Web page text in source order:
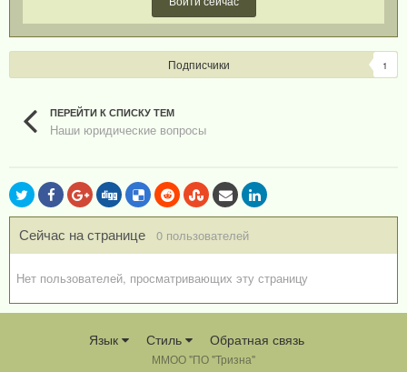
Подписчики 1
ПЕРЕЙТИ К СПИСКУ ТЕМ
Наши юридические вопросы
Сейчас на странице 0 пользователей
Нет пользователей, просматривающих эту страницу
Язык Стиль Обратная связь
ММОО "ПО "Тризна"